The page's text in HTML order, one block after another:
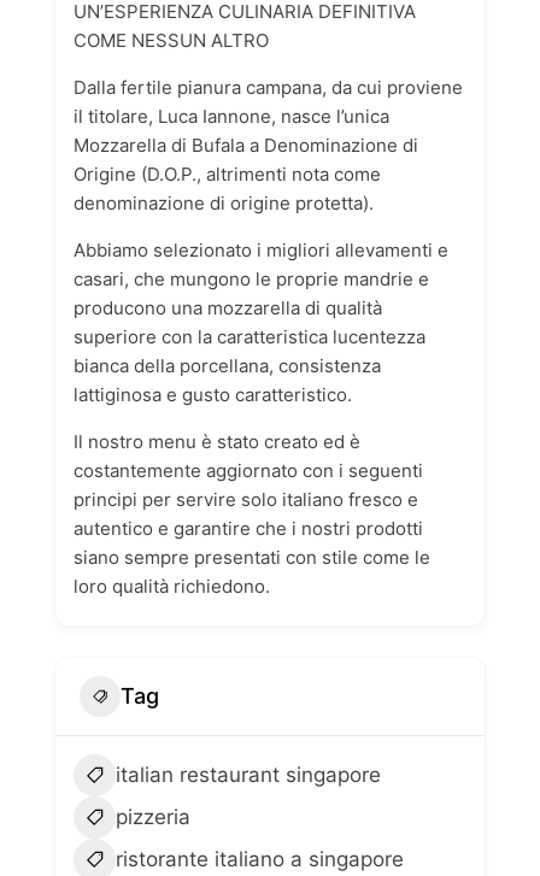
UN’ESPERIENZA CULINARIA DEFINITIVA
COME NESSUN ALTRO
Dalla fertile pianura campana, da cui proviene
il titolare, Luca Iannone, nasce l’unica
Mozzarella di Bufala a Denominazione di
Origine (D.O.P., altrimenti nota come
denominazione di origine protetta).
Abbiamo selezionato i migliori allevamenti e
casari, che mungono le proprie mandrie e
producono una mozzarella di qualità
superiore con la caratteristica lucentezza
bianca della porcellana, consistenza
lattiginosa e gusto caratteristico.
Il nostro menu è stato creato ed è
costantemente aggiornato con i seguenti
principi per servire solo italiano fresco e
autentico e garantire che i nostri prodotti
siano sempre presentati con stile come le
loro qualità richiedono.
Tag
italian restaurant singapore
pizzeria
ristorante italiano a singapore